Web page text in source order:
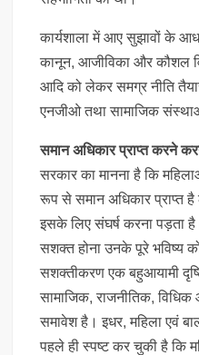
कार्यशाला में आए सुझावों के
कानून, आजीविका और कौशल
आदि को लेकर समग्र नीति
एनजीओ तथा सामाजिक
समान अधिकार प्राप्त करने
सरकार का मानना है कि
रूप से समान अधिकार प्राप्त
इसके लिए संघर्ष करना पड़ता
सशक्त होना उनके पूरे भविष्य
सशक्तीकरण एक बहुआयामी
सामाजिक, राजनीतिक,
समावेश है। इधर, महिला एवं
पहले ही स्पष्ट कर चुकी है कि